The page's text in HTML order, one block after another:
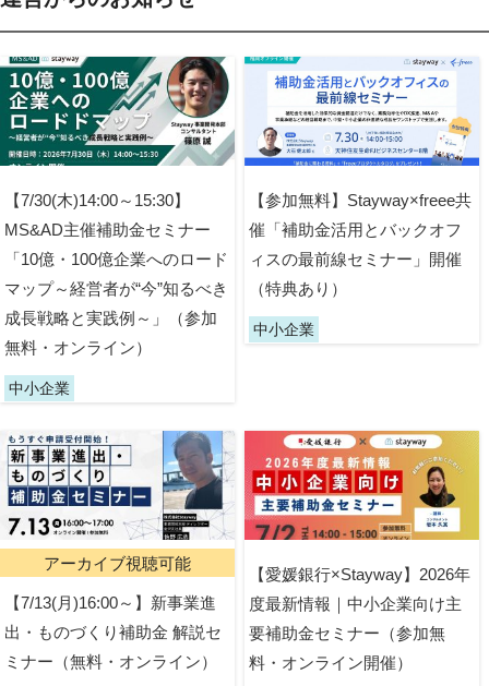
【7/30(木)14:00～15:30】
MS&AD主催補助金セミナー
「10億・100億企業へのロード
マップ～経営者が“今”知るべき
成長戦略と実践例～」（参加
無料・オンライン）
中小企業
【参加無料】Stayway×freee共
催「補助金活用とバックオフ
ィスの最前線セミナー」開催
（特典あり）
中小企業
アーカイブ視聴可能
【7/13(月)16:00～】新事業進
出・ものづくり補助金 解説セ
ミナー（無料・オンライン）
【愛媛銀行×Stayway】2026年
度最新情報｜中小企業向け主
要補助金セミナー（参加無
料・オンライン開催）